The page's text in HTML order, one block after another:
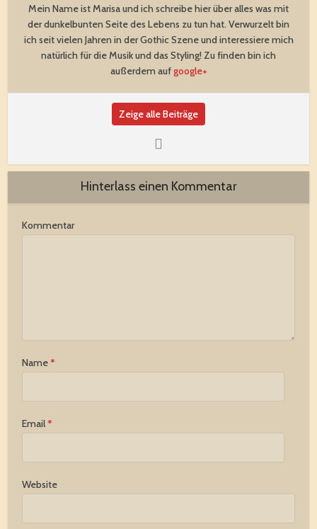
Mein Name ist Marisa und ich schreibe hier über alles was mit
der dunkelbunten Seite des Lebens zu tun hat. Verwurzelt bin
ich seit vielen Jahren in der Gothic Szene und interessiere mich
natürlich für die Musik und das Styling! Zu finden bin ich
außerdem aufgoogle+
Zeige alle Beiträge
Hinterlass einen Kommentar
Kommentar
Name*
Email*
Website